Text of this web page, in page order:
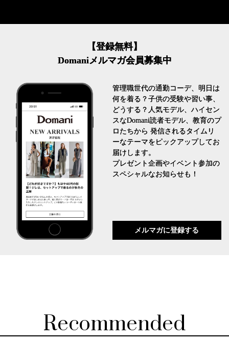
【登録無料】
Domaniメルマガ会員募集中
管理職世代の通勤コーデ、明日は
何を着る？子供の受験や習い事、
どうする？人気モデル、ハイセン
スなDomani読者モデル、教育のプ
ロたちから 発信されるタイムリ
ーなテーマをピックアップしてお
届けします。
プレゼント企画やイベント参加の
スペシャルなお知らせも！
メルマガに登録する
Recommended